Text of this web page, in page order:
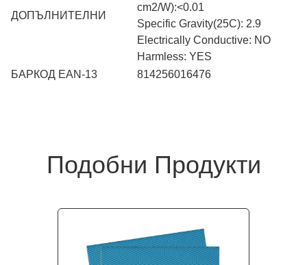
ДОПЪЛНИТЕЛНИ
cm2/W):<0.01
Specific Gravity(25C): 2.9
Electrically Conductive: NO
Harmless: YES
БАРКОД EAN-13
814256016476
Подобни Продукти